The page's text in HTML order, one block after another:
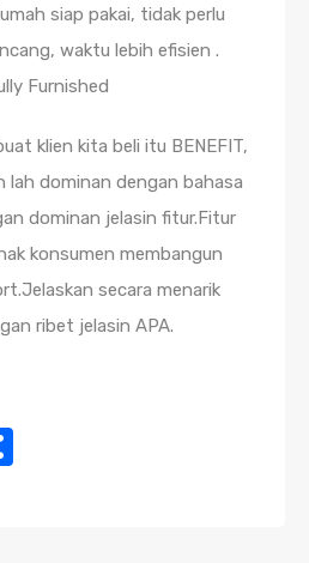
siap pakai, tidak perlu
waktu lebih efisien .
Furnished
klien kita beli itu BENEFIT,
lah dominan dengan bahasa
dominan jelasin fitur.Fitur
konsumen membangun
secara menarik
ribet jelasin APA.